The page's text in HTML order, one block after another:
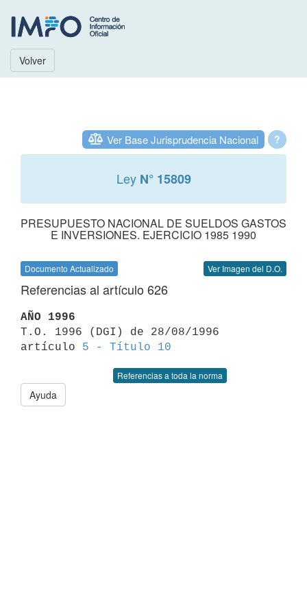
Volver
?
Ver Base Jurisprudencia Nacional
Ley N° 15809
PRESUPUESTO NACIONAL DE SUELDOS GASTOS
E INVERSIONES. EJERCICIO 1985 1990
Documento Actualizado Ver Imagen del D.O.
Referencias al artículo 626
AÑO 1996
T.O. 1996 (DGI) de 28/08/1996
artículo 5 - Título 10
Referencias a toda la norma
Ayuda